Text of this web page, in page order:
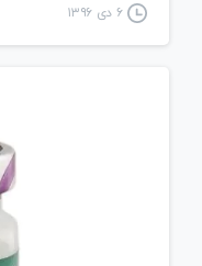
۶ دی ۱۳۹۶